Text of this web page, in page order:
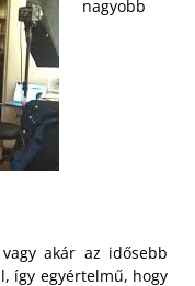
nagyobb
akár az idősebb
így egyértelmű, hogy